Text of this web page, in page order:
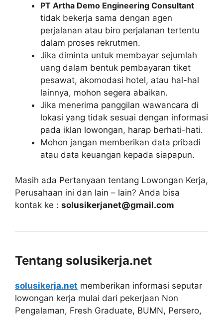
PT Artha Demo Engineering Consultant
tidak bekerja sama dengan agen
perjalanan atau biro perjalanan tertentu
dalam proses rekrutmen.
Jika diminta untuk membayar sejumlah
uang dalam bentuk pembayaran tiket
pesawat, akomodasi hotel, atau hal-hal
lainnya, mohon segera abaikan.
Jika menerima panggilan wawancara di
lokasi yang tidak sesuai dengan informasi
pada iklan lowongan, harap berhati-hati.
Mohon jangan memberikan data pribadi
atau data keuangan kepada siapapun.
Masih ada Pertanyaan tentang Lowongan Kerja,
Perusahaan ini dan lain – lain? Anda bisa
kontak ke : solusikerjanet@gmail.com
Tentang solusikerja.net
solusikerja.net memberikan informasi seputar
lowongan kerja mulai dari pekerjaan Non
Pengalaman, Fresh Graduate, BUMN, Persero,